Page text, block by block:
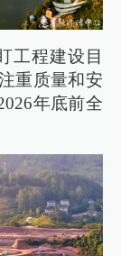
工程建设目
重质量和安
年底前全